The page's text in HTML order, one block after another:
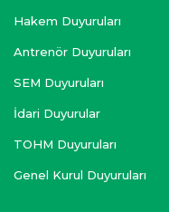
Hakem Duyuruları
Antrenör Duyuruları
SEM Duyuruları
İdari Duyurular
TOHM Duyuruları
Genel Kurul Duyuruları